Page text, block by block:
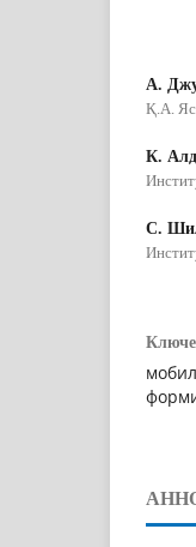
А.
Қ.А.
К.
С.